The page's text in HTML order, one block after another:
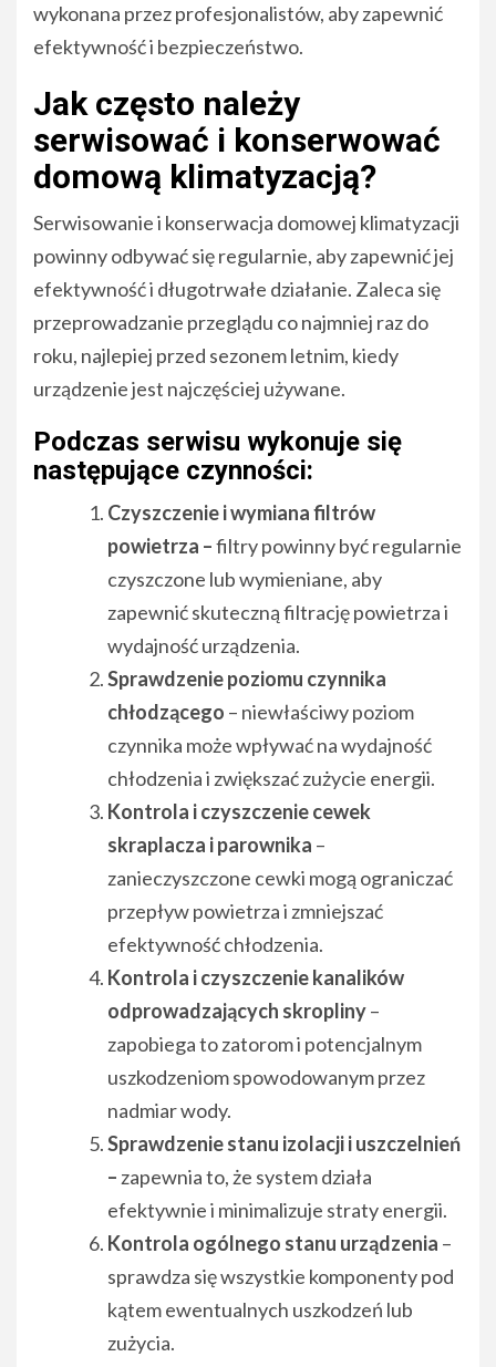
wykonana przez profesjonalistów, aby zapewnić
efektywność i bezpieczeństwo.
Jak często należy
serwisować i konserwować
domową klimatyzacją?
Serwisowanie i konserwacja domowej klimatyzacji
powinny odbywać się regularnie, aby zapewnić jej
efektywność i długotrwałe działanie. Zaleca się
przeprowadzanie przeglądu co najmniej raz do
roku, najlepiej przed sezonem letnim, kiedy
urządzenie jest najczęściej używane.
Podczas serwisu wykonuje się
następujące czynności:
Czyszczenie i wymiana filtrów
powietrza –filtry powinny być regularnie
czyszczone lub wymieniane, aby
zapewnić skuteczną filtrację powietrza i
wydajność urządzenia.
Sprawdzenie poziomu czynnika
chłodzącego – niewłaściwy poziom
czynnika może wpływać na wydajność
chłodzenia i zwiększać zużycie energii.
Kontrola i czyszczenie cewek
skraplacza i parownika –
zanieczyszczone cewki mogą ograniczać
przepływ powietrza i zmniejszać
efektywność chłodzenia.
Kontrola i czyszczenie kanalików
odprowadzających skropliny–
zapobiega to zatorom i potencjalnym
uszkodzeniom spowodowanym przez
nadmiar wody.
Sprawdzenie stanu izolacji i uszczelnień
–zapewnia to, że system działa
efektywnie i minimalizuje straty energii.
Kontrola ogólnego stanu urządzenia –
sprawdza się wszystkie komponenty pod
kątem ewentualnych uszkodzeń lub
zużycia.